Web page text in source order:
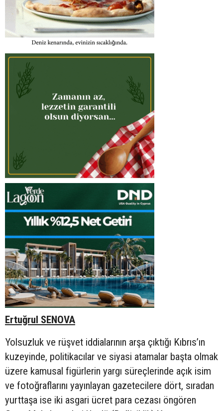
Ertuğrul SENOVA
Yolsuzluk ve rüşvet iddialarının arşa çıktığı Kıbrıs’ın
kuzeyinde, politikacılar ve siyasi atamalar başta olmak
üzere kamusal figürlerin yargı süreçlerinde açık isim
ve fotoğraflarını yayınlayan gazetecilere dört, sıradan
yurttaşa ise iki asgari ücret para cezası öngören